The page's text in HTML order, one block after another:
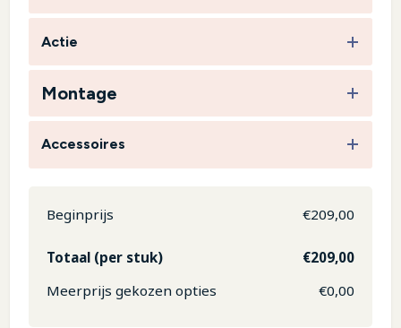
Actie
Montage
Accessoires
Meerprijs gekozen opties €0,00
Beginprijs €209,00
Totaal (per stuk) €209,00